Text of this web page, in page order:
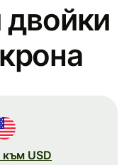
двойки
към USD